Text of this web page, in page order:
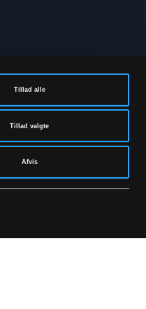
Tillad alle
Tillad valgte
Afvis